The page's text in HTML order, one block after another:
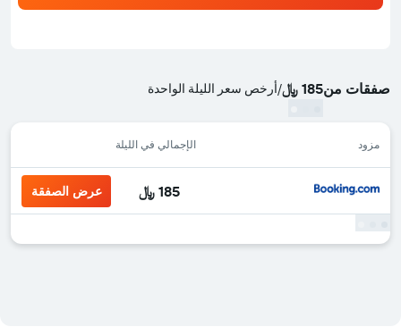
صفقات من185 ﷼ /أرخص سعر الليلة الواحدة
مزود الإجمالي في الليلة
185 ﷼ عرض الصفقة